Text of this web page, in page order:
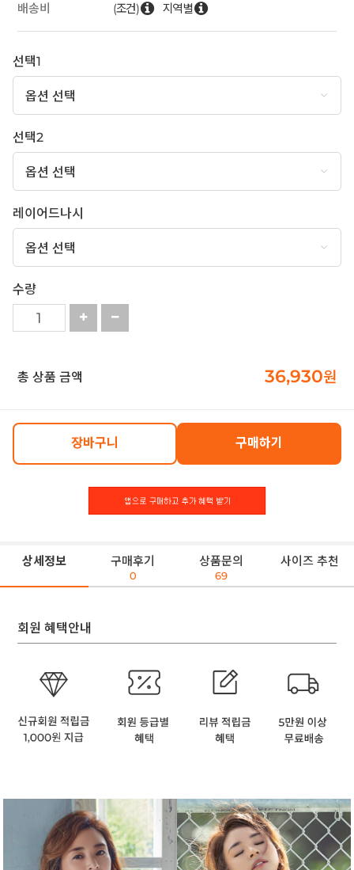
배송비 (조건) 지역별
선택1
선택2
레이어드나시
수량
총 상품 금액 36,930원
장바구니 구매하기
상세정보 구매후기
0
상품문의
69
사이즈 추천
회원 혜택안내